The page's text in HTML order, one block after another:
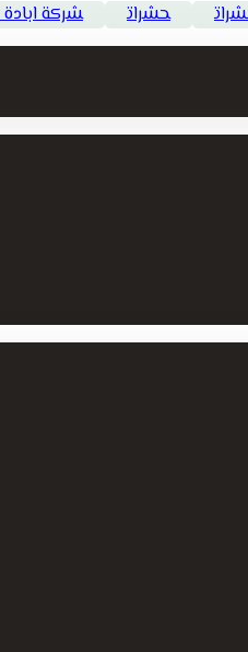
حشرات شركة